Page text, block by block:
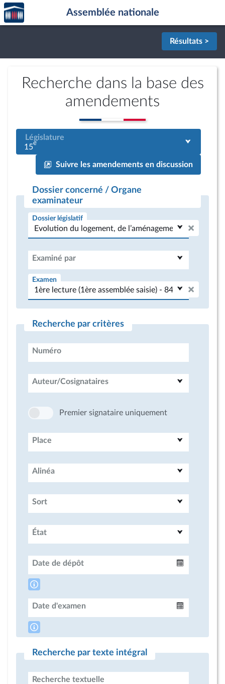
Aller au contenu
Aller en bas de la page
Accèder
à la
page
Assemblée nationale
Résultats >
Recherche dans la base des
amendements
Législature
15e
Suivre les amendements en discussion
Dossier concerné / Organe
examinateur
Dossier législatif
Examiné par
Examen
Recherche par critères
Numéro
Auteur/Cosignataires
Premier signataire uniquement
Place
Alinéa
Sort
État
Date de dépôt
Date d'examen
Recherche par texte intégral
Recherche textuelle